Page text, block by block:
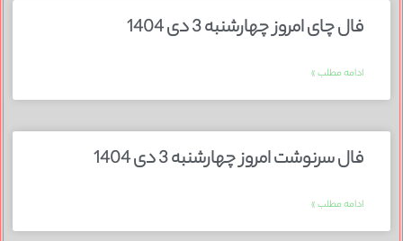
فال چای امروز چهارشنبه 3 دی 1404
ادامه مطلب »
فال سرنوشت امروز چهارشنبه 3 دی 1404
ادامه مطلب »